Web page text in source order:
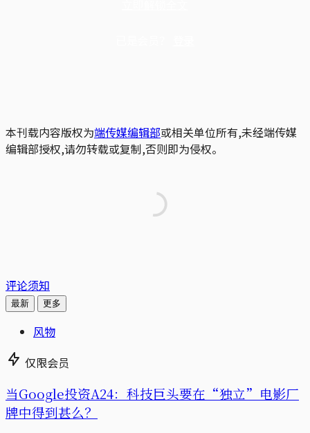
本刊载内容版权为端传媒编辑部或相关单位所有,未经端传媒
编辑部授权,请勿转载或复制,否则即为侵权。
评论须知
最新 更多
风物
仅限会员
当Google投资A24：科技巨头要在“独立”电影厂
牌中得到甚么？